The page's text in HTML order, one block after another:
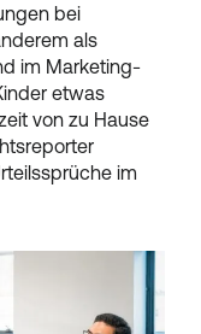
bei
als
im Marketing-
etwas
von zu Hause
im